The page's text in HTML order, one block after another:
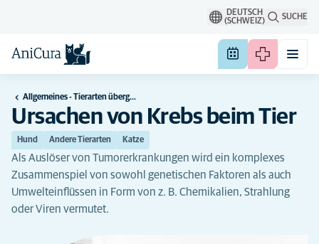
DEUTSCH
(SCHWEIZ)
SUCHE
Allgemeines - Tierarten übergreifend
Ursachen von Krebs beim Tier
Hund Andere Tierarten Katze
Als Auslöser von Tumorerkrankungen wird ein komplexes
Zusammenspiel von sowohl genetischen Faktoren als auch
Umwelteinflüssen in Form von z. B. Chemikalien, Strahlung
oder Viren vermutet.